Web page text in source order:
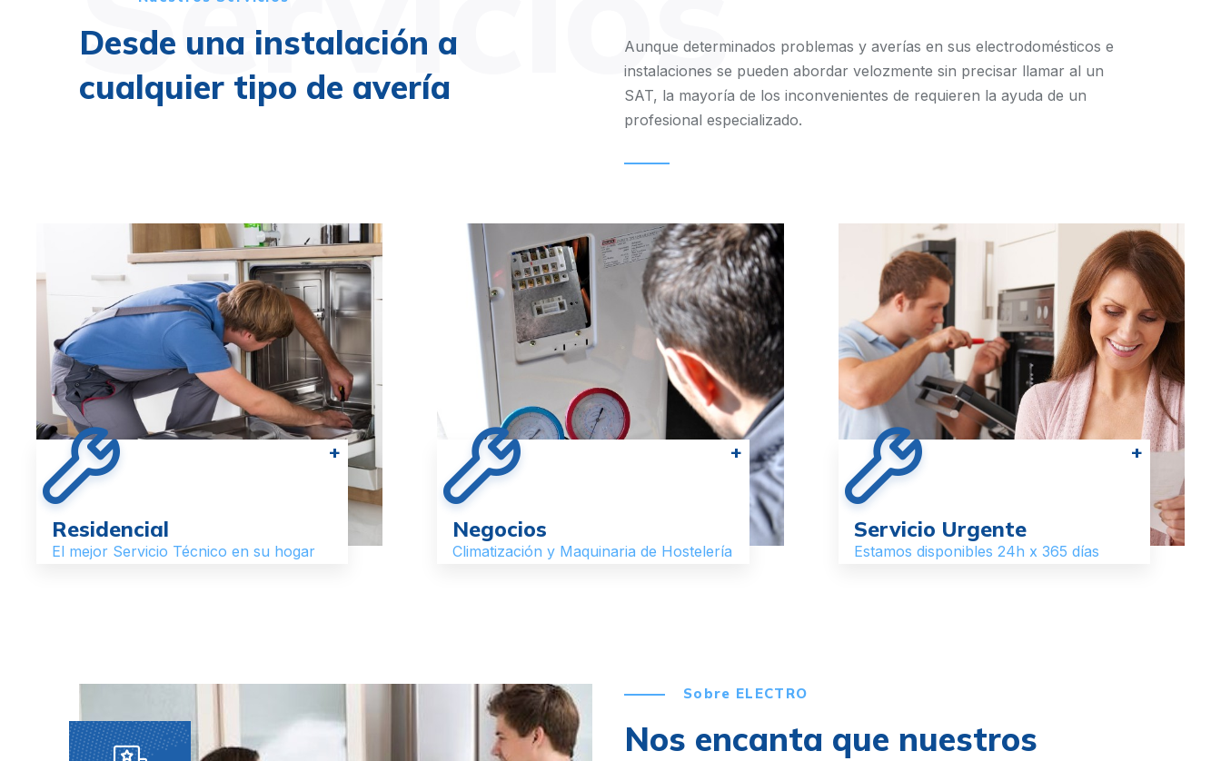
Desde una instalación a
cualquier tipo de avería
Aunque determinados problemas y averías en sus electrodomésticos e
instalaciones se pueden abordar velozmente sin precisar llamar al un
SAT, la mayoría de los inconvenientes de requieren la ayuda de un
profesional especializado.
Residencial
El mejor Servicio Técnico en su hogar
+
Negocios
Climatización y Maquinaria de Hostelería
+
Servicio Urgente
Estamos disponibles 24h x 365 días
+
Sobre ELECTRO
Nos encanta que nuestros